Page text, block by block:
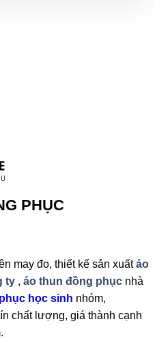
PHỤC
may đo, thiết kế sản xuấtáo
ty, áo thun đồng phụcnhà
học sinh nhóm,
chất lượng, giá thành cạnh